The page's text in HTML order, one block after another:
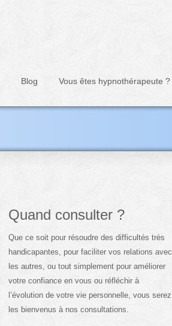
Blog Vous êtes hypnothérapeute ?
Quand consulter ?
Que ce soit pour résoudre des difficultés très
handicapantes, pour faciliter vos relations avec
les autres, ou tout simplement pour améliorer
votre confiance en vous ou réfléchir à
l’évolution de votre vie personnelle, vous serez
les bienvenus à nos consultations.